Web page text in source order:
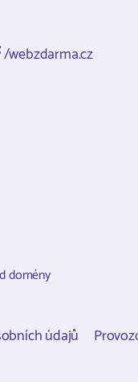
/webzdarma.cz
domény
údajů